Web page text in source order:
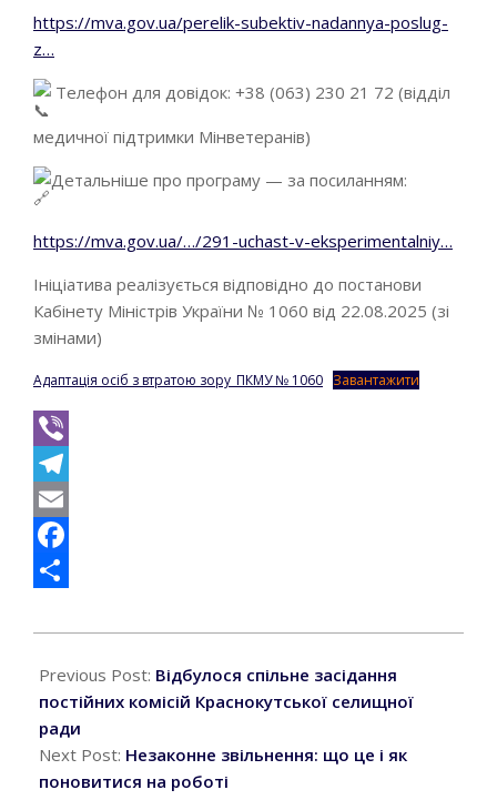
https://mva.gov.ua/perelik-subektiv-nadannya-poslug-
z…
Телефон для довідок: +38 (063) 230 21 72 (відділ
медичної підтримки Мінветеранів)
Детальніше про програму — за посиланням:
https://mva.gov.ua/…/291-uchast-v-eksperimentalniy…
Ініціатива реалізується відповідно до постанови
Кабінету Міністрів України № 1060 від 22.08.2025 (зі
змінами)
Адаптація осіб з втратою зору_ПКМУ № 1060 Завантажити
Viber
Telegram
Email
Facebook
05-
15
Previous Post: Відбулося спільне засідання
постійних комісій Краснокутської селищної
ради
Next Post: Незаконне звільнення: що це і як
поновитися на роботі